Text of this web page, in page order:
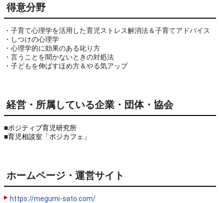
得意分野
・子育て心理学を活用した育児ストレス解消法＆子育てアドバイス
・しつけの心理学
・心理学的に効果のある叱り方
・言うことを聞かないときの対処法
・子どもを伸ばすほめ方＆やる気アップ
経営・所属している企業・団体・協会
■ポジティブ育児研究所
■育児相談室「ポジカフェ」
ホームページ・運営サイト
https://megumi-sato.com/